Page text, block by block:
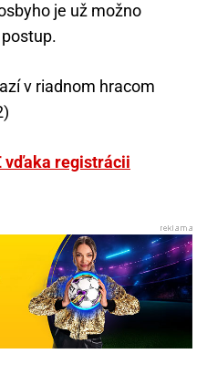
je už možno
v riadnom hracom
vďaka registrácii